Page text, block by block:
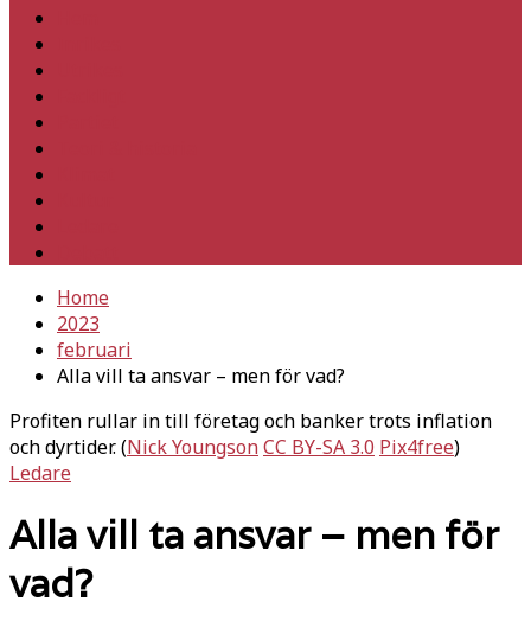
Home
2023
februari
Alla vill ta ansvar – men för vad?
Profiten rullar in till företag och banker trots inflation
och dyrtider. (Nick YoungsonCC BY-SA 3.0 Pix4free)
Ledare
Alla vill ta ansvar – men för
vad?